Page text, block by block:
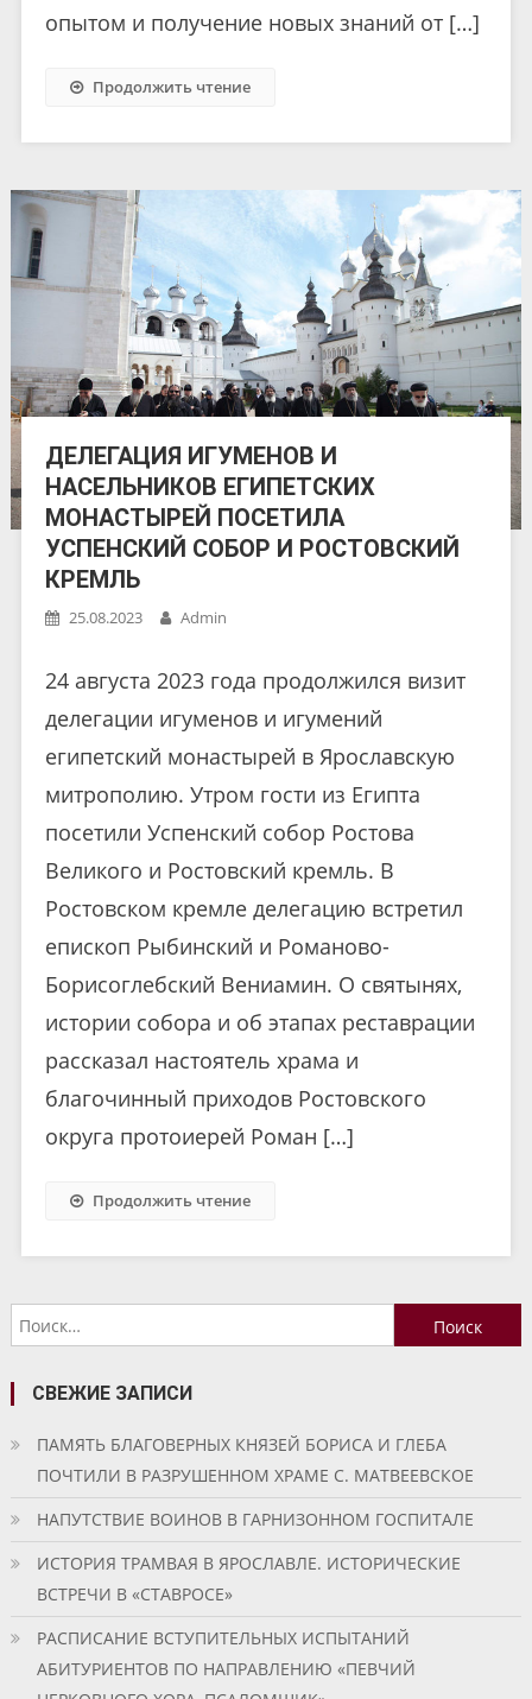
опытом и получение новых знаний от […]
Продолжить чтение
ДЕЛЕГАЦИЯ ИГУМЕНОВ И
НАСЕЛЬНИКОВ ЕГИПЕТСКИХ
МОНАСТЫРЕЙ ПОСЕТИЛА
УСПЕНСКИЙ СОБОР И РОСТОВСКИЙ
КРЕМЛЬ
25.08.2023 Admin
24 августа 2023 года продолжился визит
делегации игуменов и игумений
египетский монастырей в Ярославскую
митрополию. Утром гости из Египта
посетили Успенский собор Ростова
Великого и Ростовский кремль. В
Ростовском кремле делегацию встретил
епископ Рыбинский и Романово-
Борисоглебский Вениамин. О святынях,
истории собора и об этапах реставрации
рассказал настоятель храма и
благочинный приходов Ростовского
округа протоиерей Роман […]
Продолжить чтение
Найти:
СВЕЖИЕ ЗАПИСИ
ПАМЯТЬ БЛАГОВЕРНЫХ КНЯЗЕЙ БОРИСА И ГЛЕБА
ПОЧТИЛИ В РАЗРУШЕННОМ ХРАМЕ С. МАТВЕЕВСКОЕ
НАПУТСТВИЕ ВОИНОВ В ГАРНИЗОННОМ ГОСПИТАЛЕ
ИСТОРИЯ ТРАМВАЯ В ЯРОСЛАВЛЕ. ИСТОРИЧЕСКИЕ
ВСТРЕЧИ В «СТАВРОСЕ»
РАСПИСАНИЕ ВСТУПИТЕЛЬНЫХ ИСПЫТАНИЙ
АБИТУРИЕНТОВ ПО НАПРАВЛЕНИЮ «ПЕВЧИЙ